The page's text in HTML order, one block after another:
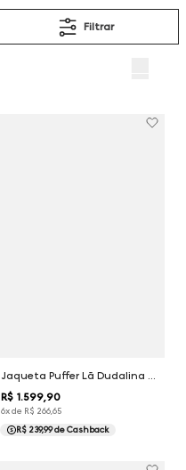
Filtrar
R$ 1.599 90
6x de R$ 26665
R$ 239,99de Cashback